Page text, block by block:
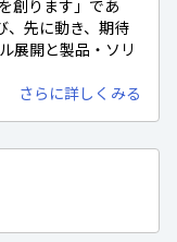
創ります」であ
、先に動き、期待
展開と製品・ソリ
さらに詳しくみる